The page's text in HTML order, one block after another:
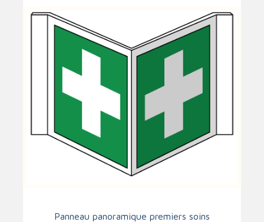
Panneau panoramique premiers soins